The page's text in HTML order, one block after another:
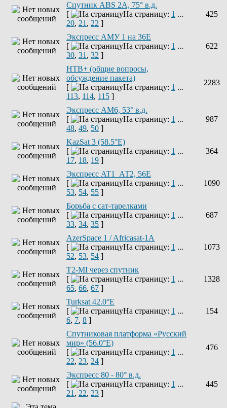
Спутник ABS 2A, 75° в.д.
[
На страницу: 1 ...
20, 21 , 22 ]
425
Экспресс АМУ 1 на 36Е
[
На страницу: 1 ...
30, 31 , 32 ]
622
НТВ+ (общие вопросы,
обсуждение пакета)
[
На страницу: 1 ...
113, 114, 115 ]
2283
Экспресс AM6, 53° в.д.
[
На страницу: 1 ...
48, 49, 50 ]
987
KazSat 3 (58.5°E)
[
На страницу: 1 ...
17, 18, 19 ]
364
Экспресс AT1_АТ2, 56E
[
На страницу: 1 ...
53, 54, 55 ]
1090
Борьба с сат-тарелками
[
На страницу: 1 ...
33, 34, 35 ]
687
AzerSpace 1 / Africasat-1A
[
На страницу: 1 ...
52, 53, 54 ]
1073
T2-MI через спутник
[
На страницу: 1 ...
65, 66, 67 ]
1328
Turksat 42.0°E
[
На страницу: 1 ...
6, 7, 8 ]
154
Спутниковая платформа «Русский
мир» (56.0°E)
[
На страницу: 1 ...
22, 23, 24 ]
476
Экспресс 80 - 80° в.д.
[
На страницу: 1 ...
21 , 22, 23 ]
445